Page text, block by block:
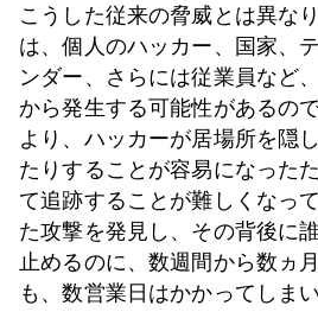
こうした従来の脅威とは異な
は、個人のハッカー、国家、
ンダー、さらには従業員など
から発生する可能性があるの
より、ハッカーが居場所を隠
たりすることが容易になった
て追跡することが難しくなっ
た攻撃を発見し、その背後に
止めるのに、数週間から数ヵ
も、数営業日はかかってしまい